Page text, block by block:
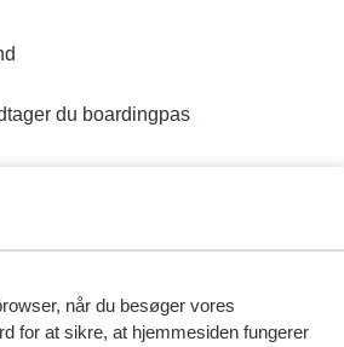
når du besøger vores
for at sikre, at hjemmesiden fungerer
du boardingpas